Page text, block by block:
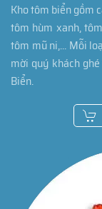
Kho tôm biển gồm
tôm hùm xanh,
tôm mũ ni,... Mỗi
mời quý khách
Biển.